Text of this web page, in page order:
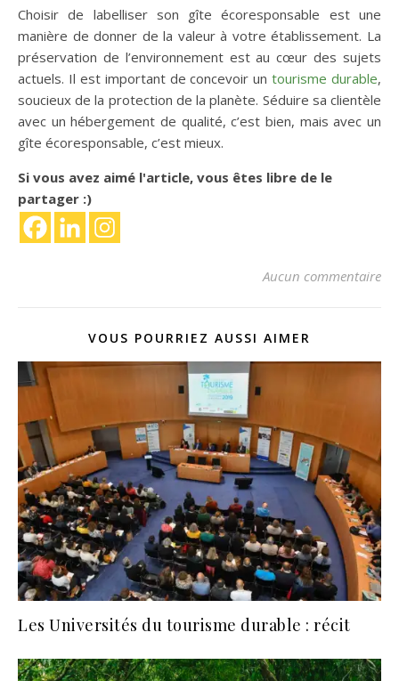
Choisir de labelliser son gîte écoresponsable est une
manière de donner de la valeur à votre établissement. La
préservation de l’environnement est au cœur des sujets
actuels. Il est important de concevoir untourisme durable,
soucieux de la protection de la planète. Séduire sa clientèle
avec un hébergement de qualité, c’est bien, mais avec un
gîte écoresponsable, c’est mieux.
Si vous avez aimé l'article, vous êtes libre de le
partager :)
Aucun commentaire
VOUS POURRIEZ AUSSI AIMER
Les Universités du tourisme durable : récit